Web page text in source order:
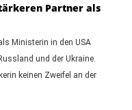
Partner als
Ministerin in den USA
und der Ukraine.
keinen Zweifel an der